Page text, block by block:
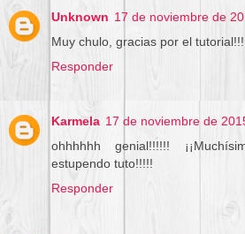
Unknown 17 de noviembre de
Muy chulo, gracias por el tutorial!!!
Responder
Karmela 17 de noviembre de
ohhhhhh genial!!!!!!
estupendo tuto!!!!!
Responder